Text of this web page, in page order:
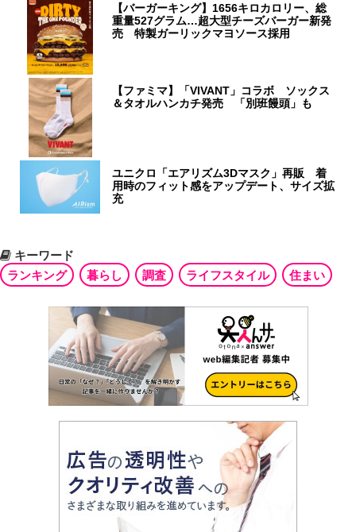
【バーガーキング】1656キロカロリー、総
重量527グラム…超大型チーズバーガー新発
売 特製ガーリックマヨソース採用
【ファミマ】「VIVANT」コラボ ソックス
＆タオルハンカチ発売 「別班饅頭」も
ユニクロ「エアリズム3Dマスク」再販 着
用時のフィット感をアップデート、サイズ拡
充
キーワード
ランキング
暮らし 調査 ライフスタイル 住まい